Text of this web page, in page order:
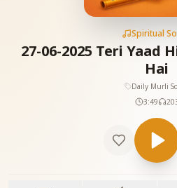
Spiritual
27-06-2025 Teri Yaad
Hai
Daily Murli
3:49